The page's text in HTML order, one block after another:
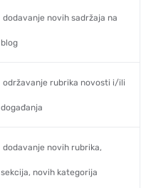
dodavanje novih sadržaja na
blog
održavanje rubrika novosti i/ili
događanja
dodavanje novih rubrika,
sekcija, novih kategorija